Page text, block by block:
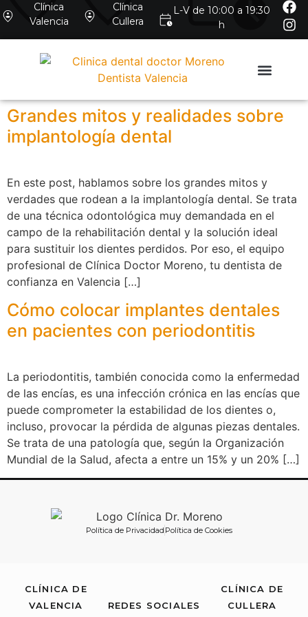
Clínica
Valencia
Clínica
Cullera
L-V de 10:00 a 19:30
h
Grandes mitos y realidades sobre
implantología dental
En este post, hablamos sobre los grandes mitos y
verdades que rodean a la implantología dental. Se trata
de una técnica odontológica muy demandada en el
campo de la rehabilitación dental y la solución ideal
para sustituir los dientes perdidos. Por eso, el equipo
profesional de Clínica Doctor Moreno, tu dentista de
confianza en Valencia […]
Cómo colocar implantes dentales
en pacientes con periodontitis
La periodontitis, también conocida como la enfermedad
de las encías, es una infección crónica en las encías que
puede comprometer la estabilidad de los dientes o,
incluso, provocar la pérdida de algunas piezas dentales.
Se trata de una patología que, según la Organización
Mundial de la Salud, afecta a entre un 15% y un 20% […]
Política de Privacidad Política de Cookies
CLÍNICA DE
VALENCIA
REDES SOCIALES
CLÍNICA DE
CULLERA